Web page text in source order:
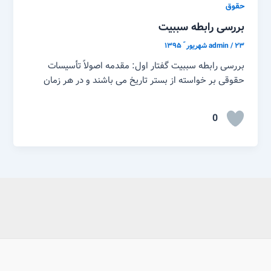
حقوق
بررسی رابطه سببیت
admin/۲۳ شهریور ّ ۱۳۹۵
بررسی رابطه سببیت گفتار اول: مقدمه اصولاً تأسیسات
حقوقی بر خواسته از بستر تاریخ می باشند و در هر زمان
0